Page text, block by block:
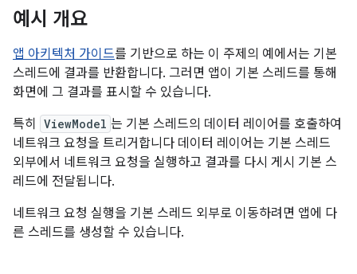
예시 개요
앱 아키텍처 가이드를 기반으로 하는 이 주제의 예에서는 기본
스레드에 결과를 반환합니다. 그러면 앱이 기본 스레드를 통해
화면에 그 결과를 표시할 수 있습니다.
특히
ViewModel 는 기본 스레드의 데이터 레이어를 호출하여
네트워크 요청을 트리거합니다 데이터 레이어는 기본 스레드
외부에서 네트워크 요청을 실행하고 결과를 다시 게시 기본 스
레드에 전달됩니다.
네트워크 요청 실행을 기본 스레드 외부로 이동하려면 앱에 다
른 스레드를 생성할 수 있습니다.